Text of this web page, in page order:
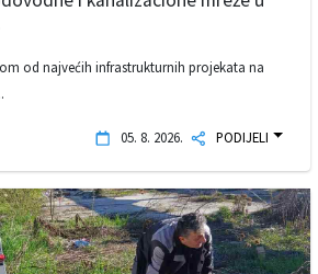
od najvećih infrastrukturnih projekata na
05. 8. 2026. PODIJELI